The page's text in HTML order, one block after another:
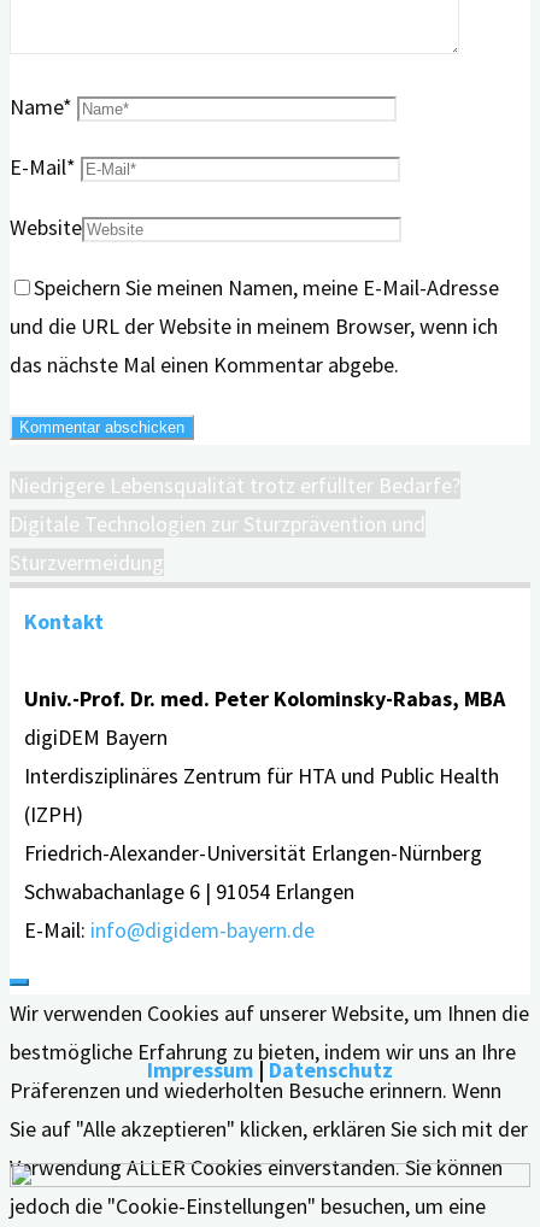
Name*
E-Mail*
Website
Speichern Sie meinen Namen, meine E-Mail-Adresse
und die URL der Website in meinem Browser, wenn ich
das nächste Mal einen Kommentar abgebe.
Niedrigere Lebensqualität trotz erfüllter Bedarfe?
Digitale Technologien zur Sturzprävention und
Sturzvermeidung
Kontakt
Univ.-Prof. Dr. med. Peter Kolominsky-Rabas, MBA
digiDEM Bayern
Interdisziplinäres Zentrum für HTA und Public Health
(IZPH)
Friedrich-Alexander-Universität Erlangen-Nürnberg
Schwabachanlage 6 | 91054 Erlangen
E-Mail: info@digidem-bayern.de
Impressum | Datenschutz
Wir verwenden Cookies auf unserer Website, um Ihnen die
bestmögliche Erfahrung zu bieten, indem wir uns an Ihre
Präferenzen und wiederholten Besuche erinnern. Wenn
Sie auf "Alle akzeptieren" klicken, erklären Sie sich mit der
Verwendung ALLER Cookies einverstanden. Sie können
jedoch die "Cookie-Einstellungen" besuchen, um eine